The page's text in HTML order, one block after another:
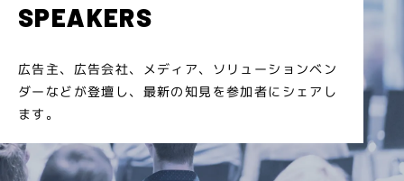
SPEAKERS
広告主、広告会社、メディア、ソリューションベン
ダーなどが登壇し、最新の知見を参加者にシェアし
ます。